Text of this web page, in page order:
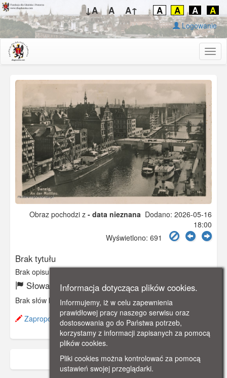
↓A A A↑ A A A A
Logowanie
Obraz pochodzi z - data nieznana Dodano: 2026-05-16
18:00
Wyświetlono: 691
Brak tytułu
Brak opisu
Słowa kluczowe:
Brak słów kluczowych
Zaproponuj zmianę opisu.
Informacja dotycząca plików cookies.
Informujemy, iż w celu zapewnienia
prawidłowej pracy naszego serwisu oraz
dostosowania go do Państwa potrzeb,
korzystamy z informacji zapisanych za pomocą
plików cookies.
Pliki cookies można kontrolować za pomocą
ustawień swojej przeglądarki.